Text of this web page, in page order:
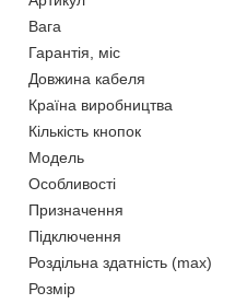
Вага
Гарантія, міс
Довжина кабеля
Країна виробництва
Кількість кнопок
Мoдель
Особливості
Призначення
Підключення
Роздільна здатність (max)
Розмір